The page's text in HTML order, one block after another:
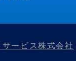
ービス株式会社